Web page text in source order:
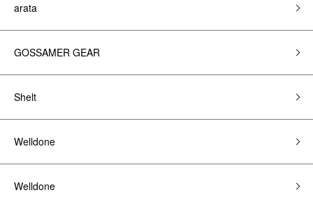
arata
GOSSAMER GEAR
Shelt
Welldone
Welldone